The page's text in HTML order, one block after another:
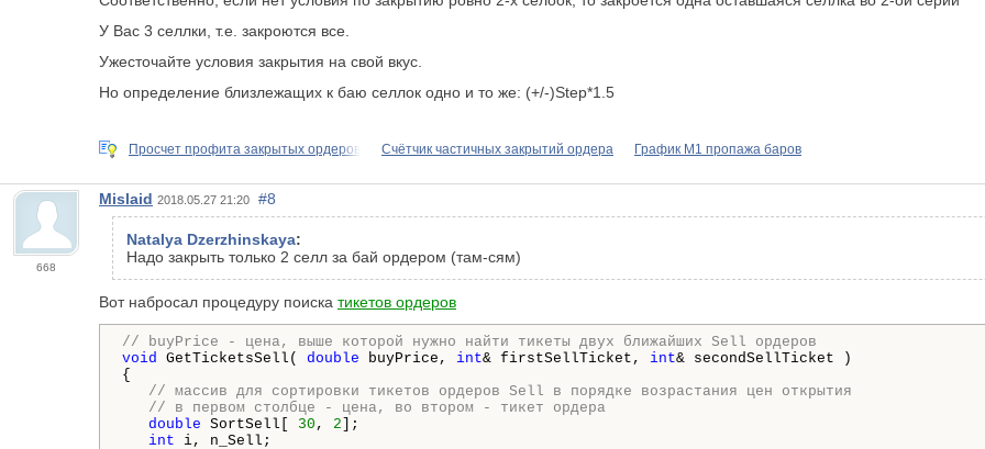
У Вас 3 селлки, т.е. закроются все.
Ужесточайте условия закрытия на свой вкус.
Но определение близлежащих к баю селлок одно и то же: (+/-)Step*1.5
Просчет профита закрытых ордеров Счётчик частичных закрытий ордера График М1 пропажа баров
668
Mislaid 2018.05.27 21:20 #8
Natalya Dzerzhinskaya:
Надо закрыть только 2 селл за бай ордером (там-сям)
Вот набросал процедуру поиска тикетов ордеров
// buyPrice - цена, выше которой нужно найти тикеты двух ближайших Sell ордеров
void GetTicketsSell( double buyPrice, int& firstSellTicket, int& secondSellTicket )
{
// массив для сортировки тикетов ордеров Sell в порядке возрастания цен открытия
// в первом столбце - цена, во втором - тикет ордера
double SortSell[ 30 , 2 ];
int i, n_Sell;